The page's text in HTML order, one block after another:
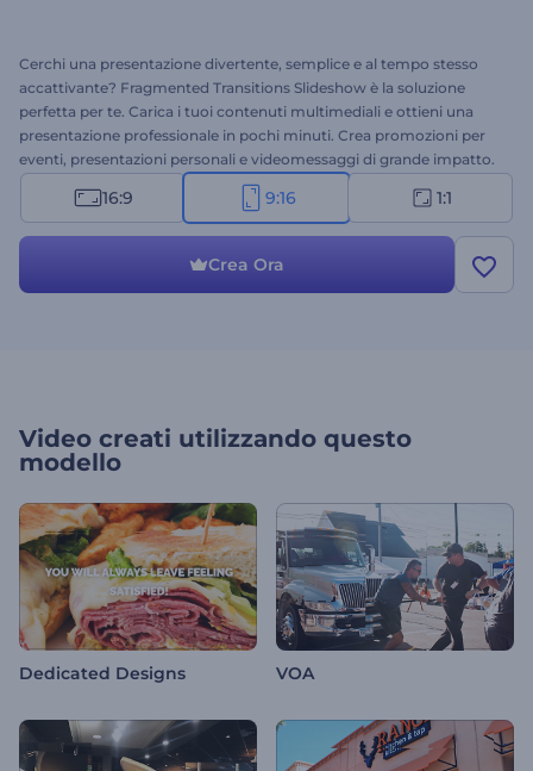
Cerchi una presentazione divertente, semplice e al tempo stesso
accattivante? Fragmented Transitions Slideshow è la soluzione
perfetta per te. Carica i tuoi contenuti multimediali e ottieni una
presentazione professionale in pochi minuti. Crea promozioni per
eventi, presentazioni personali e videomessaggi di grande impatto.
Mantieni un look impeccabile in trasmissioni aziendali,
presentazioni generali e altri progetti aziendali. Stupisci il tuo
16:9 9:16 1:1
Crea Ora
Video creati utilizzando questo
modello
Dedicated Designs VOA